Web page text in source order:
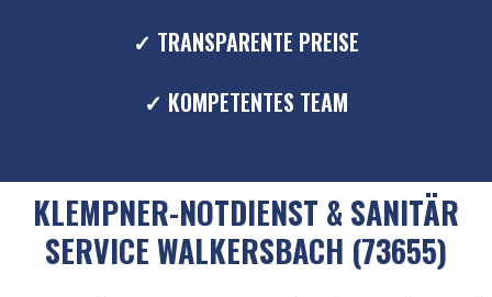
✓ TRANSPARENTE PREISE
✓ KOMPETENTES TEAM
KLEMPNER-NOTDIENST & SANITÄR
SERVICE WALKERSBACH (73655)